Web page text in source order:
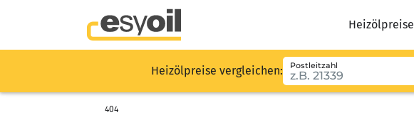
Heizölpreise
Heizölpreise vergleichen: Postleitzahl
404